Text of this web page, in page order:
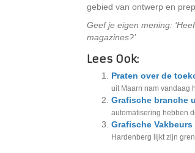
gebied van ontwerp en
Geef je eigen mening:
magazines?’
Lees Ook:
Praten over de
uit Maarn nam vandaag
Grafische branche
automatisering hebben
Grafische
Hardenberg lijkt zijn